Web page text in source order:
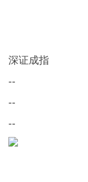
深证成指
--
--
--